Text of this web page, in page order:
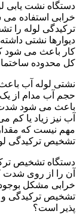
دستگاه نشت یابی
خرابی استفاده
ترکیدگی لوله را
دیوارها نشتی
کار باعث می شود
کل محدوده ساختمان
نشتی لوله آب
حجم آب مدام از
باعث می شود شدت
آب نیز زیاد یا
مهم نیست که
تشخیص ترکیدگی
دستگاه تشخیص
آن را از روی شدت
خرابی مشکل
تشخیص ترکیدگی و
پذیر است؟